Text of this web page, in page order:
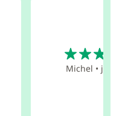
Michel • juil.